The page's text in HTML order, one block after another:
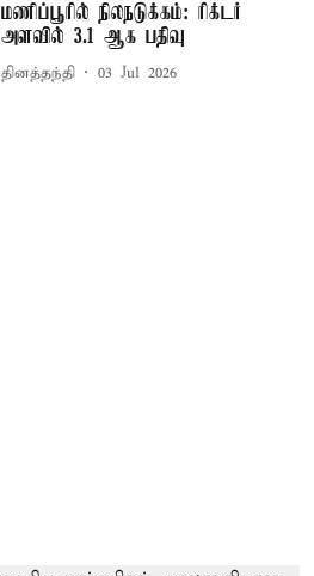
மணிப்பூரில் நிலநடுக்கம்: ரிக்டர்
அளவில் 3.1 ஆக பதிவு
தினத்தந்தி 03 Jul 2026